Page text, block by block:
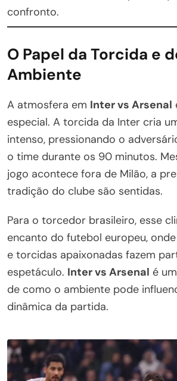
confronto.
O Papel da Torcida e
Ambiente
A atmosfera em Inter vs Arsenal
especial. A torcida da Inter cria
intenso, pressionando o
o time durante os 90 minutos.
jogo acontece fora de Milão, a
tradição do clube são sentidas.
Para o torcedor brasileiro, esse
encanto do futebol europeu,
e torcidas apaixonadas fazem
espetáculo. Inter vs Arsenal é
de como o ambiente pode
dinâmica da partida.